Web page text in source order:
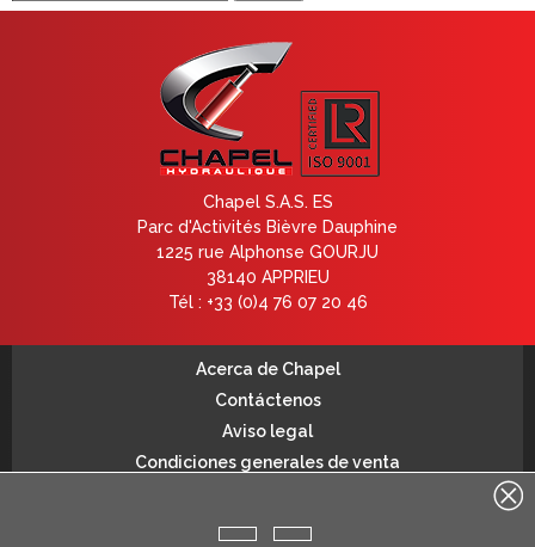
Chapel S.A.S. ES
Parc d'Activités Bièvre Dauphine
1225 rue Alphonse GOURJU
38140 APPRIEU
Tél : +33 (0)4 76 07 20 46
Acerca de Chapel
Contáctenos
Aviso legal
Condiciones generales de venta